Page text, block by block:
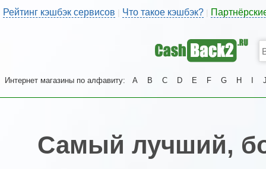
Рейтинг кэшбэк сервисов | Что такое кэшбэк?
Интернет магазины по алфавиту: A B C D E F G H
Самый лучший,